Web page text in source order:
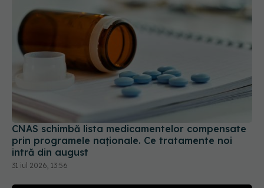
CNAS schimbă lista medicamentelor compensate
prin programele naționale. Ce tratamente noi
intră din august
31 iul 2026, 13:56